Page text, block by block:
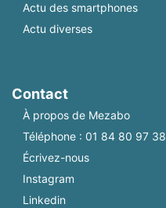
Actu des smartphones
Actu diverses
Contact
À propos de Mezabo
Téléphone : 01 84 80 97 38
Écrivez-nous
Instagram
Linkedin